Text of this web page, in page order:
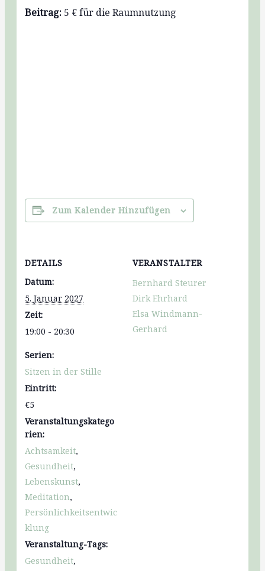
Beitrag: 5 € für die Raumnutzung
Zum Kalender Hinzufügen
DETAILS
Datum:
5. Januar 2027
Zeit:
19:00 - 20:30
Serien:
Sitzen in der Stille
Eintritt:
€5
Veranstaltungskatego
rien:
Achtsamkeit,
Gesundheit,
Lebenskunst,
Meditation,
Persönlichkeitsentwic
klung
Veranstaltung-Tags:
Gesundheit,
VERANSTALTER
Bernhard Steurer
Dirk Ehrhard
Elsa Windmann-
Gerhard